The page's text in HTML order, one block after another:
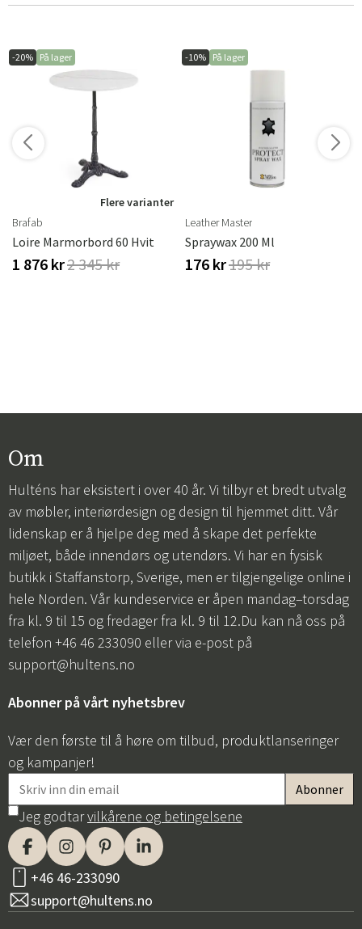
-20% På lager
Flere varianter
Brafab
Loire Marmorbord 60 Hvit
1 876 kr2 345 kr
-10% På lager
Leather Master
Spraywax 200 Ml
176 kr195 kr
Om
Hulténs har eksistert i over 40 år. Vi tilbyr et bredt utvalg
av møbler, interiørdesign og design til hjemmet ditt. Vår
lidenskap er å hjelpe deg med å skape det perfekte
miljøet, både innendørs og utendørs. Vi har en fysisk
butikk i Staffanstorp, Sverige, men er tilgjengelige online i
hele Norden. Vår kundeservice er åpen mandag–torsdag
fra kl. 9 til 15 og fredager fra kl. 9 til 12.Du kan nå oss på
telefon +46 46 233090 eller via e-post på
support@hultens.no
Abonner på vårt nyhetsbrev
Vær den første til å høre om tilbud, produktlanseringer
og kampanjer!
Jeg godtarvilkårene og betingelsene
+46 46-233090
support@hultens.no